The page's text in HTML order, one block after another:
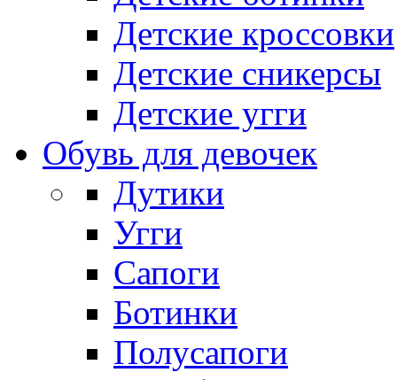
Детские кроссовки
Детские сникерсы
Детские угги
Обувь для девочек
Дутики
Угги
Сапоги
Ботинки
Полусапоги